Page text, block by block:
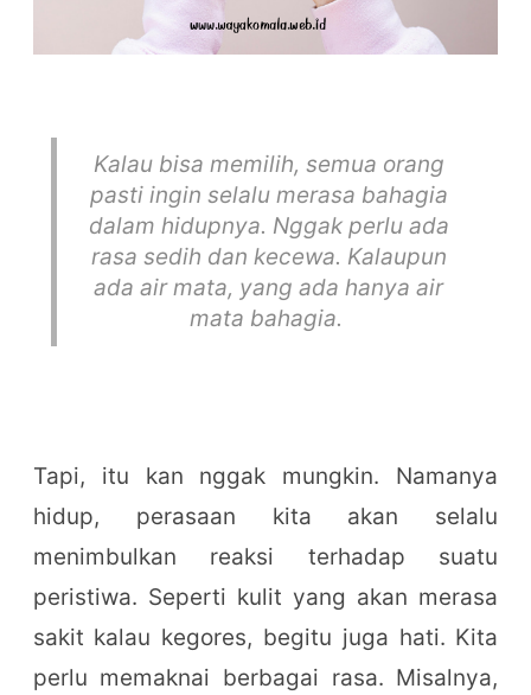
Kalau bisa memilih, semua orang
pasti ingin selalu merasa bahagia
dalam hidupnya. Nggak perlu ada
rasa sedih dan kecewa. Kalaupun
ada air mata, yang ada hanya air
mata bahagia.
Tapi, itu kan nggak mungkin. Namanya
hidup, perasaan kita akan selalu
menimbulkan reaksi terhadap suatu
peristiwa. Seperti kulit yang akan merasa
sakit kalau kegores, begitu juga hati. Kita
perlu memaknai berbagai rasa. Misalnya,